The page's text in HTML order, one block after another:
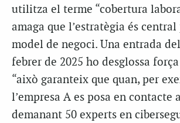
utilitza el terme “cobertura
amaga que l’estratègia és
model de negoci. Una entrada
febrer de 2025 ho desglossa
“això garanteix que quan, per
l’empresa A es posa en contacte
demanant 50 experts en